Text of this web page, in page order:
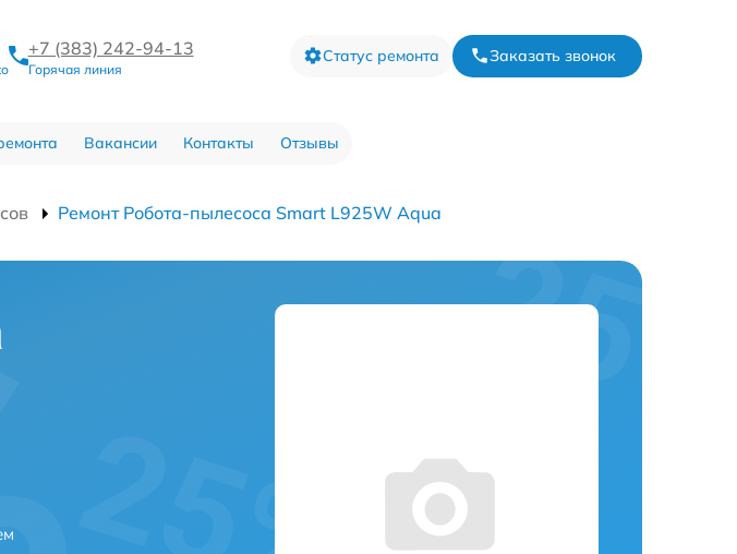
+7 (383) 242-94-13
Горячая линия
Статус ремонта Заказать звонок
Вакансии Контакты Отзывы
Ремонт Робота-пылесоса Smart L925W Aqua